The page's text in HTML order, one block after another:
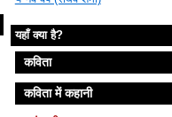
यहाँ क्या है?
कविता
कविता में कहानी